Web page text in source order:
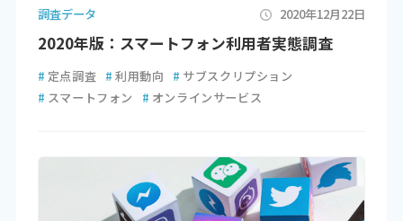
調査データ 2020年12月22日
2020年版：スマートフォン利用者実態調査
# 定点調査 # 利用動向 # サブスクリプション
# スマートフォン # オンラインサービス